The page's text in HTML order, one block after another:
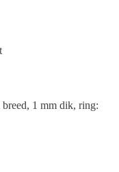
1 mm dik, ring: